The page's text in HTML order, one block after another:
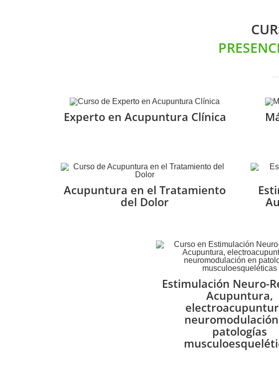
Experto en Acupuntura Clínica
Acupuntura en el Tratamiento
del Dolor
Estimulación Neuro-
Acupuntura,
patologías